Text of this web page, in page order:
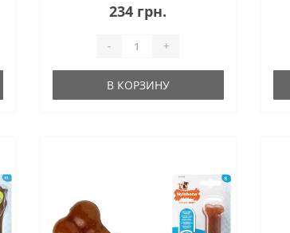
234 грн.
- +
В КОРЗИНУ